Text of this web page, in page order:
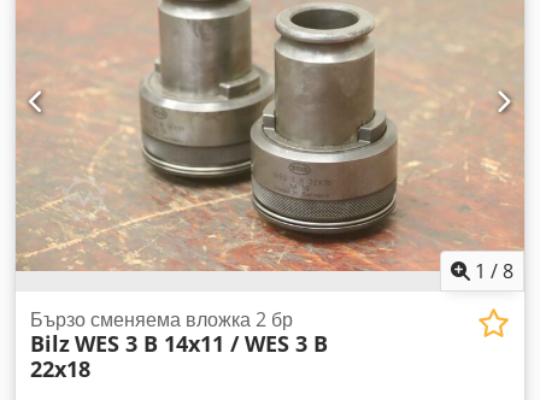
1 /8
Бързо сменяема вложка 2 бр
BilzWES 3 B 14x11 / WES 3 B
22x18